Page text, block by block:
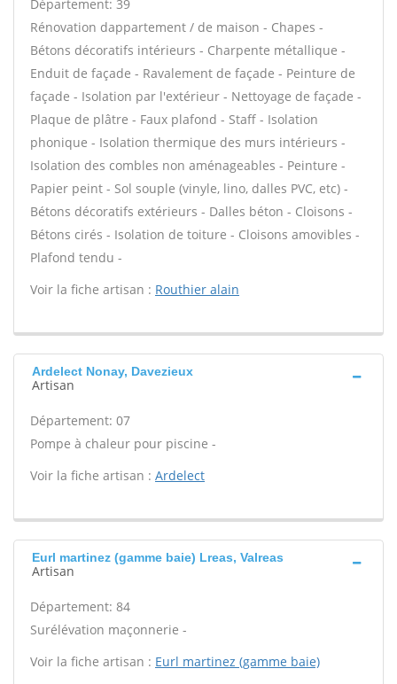
Département: 39
Rénovation dappartement / de maison - Chapes -
Bétons décoratifs intérieurs - Charpente métallique -
Enduit de façade - Ravalement de façade - Peinture de
façade - Isolation par l'extérieur - Nettoyage de façade -
Plaque de plâtre - Faux plafond - Staff - Isolation
phonique - Isolation thermique des murs intérieurs -
Isolation des combles non aménageables - Peinture -
Papier peint - Sol souple (vinyle, lino, dalles PVC, etc) -
Bétons décoratifs extérieurs - Dalles béton - Cloisons -
Bétons cirés - Isolation de toiture - Cloisons amovibles -
Plafond tendu -
Voir la fiche artisan : Routhier alain
Ardelect Nonay, Davezieux
Artisan
Département: 07
Pompe à chaleur pour piscine -
Voir la fiche artisan : Ardelect
Eurl martinez (gamme baie) Lreas, Valreas
Artisan
Département: 84
Surélévation maçonnerie -
Voir la fiche artisan : Eurl martinez (gamme baie)